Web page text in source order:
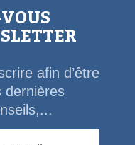
afin d’être
dernières